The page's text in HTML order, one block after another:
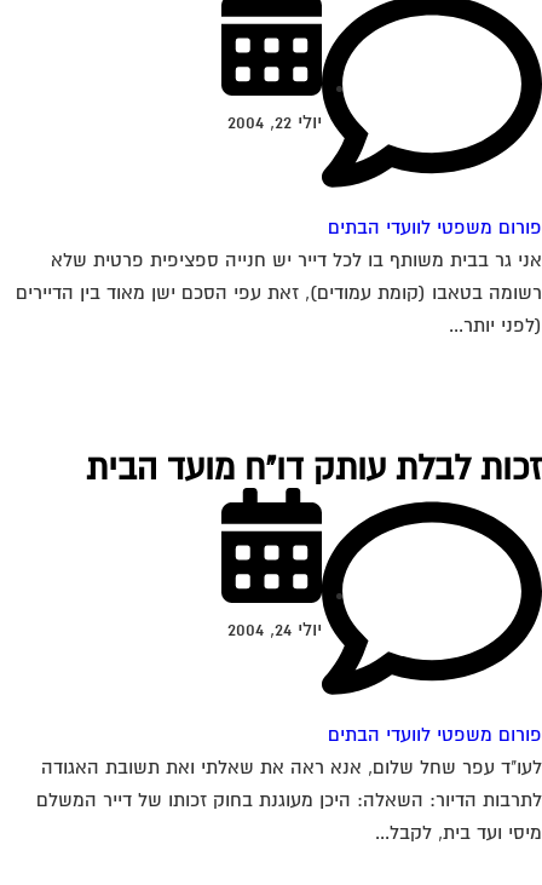
משפטי לוועדי הבתים
יולי 22, 2004
גר בבית משותף בו לכל דייר יש חנייה ספציפית פרטית שלא
בטאבו (קומת עמודים), זאת עפי הסכם ישן מאוד בין הדיירים
יותר...
לבלת עותק דו"ח מועד הבית
משפטי לוועדי הבתים
יולי 24, 2004
עפר שחל שלום, אנא ראה את שאלתי ואת תשובת האגודה
הדיור: השאלה: היכן מעוגנת בחוק זכותו של דייר המשלם
ועד בית, לקבל...